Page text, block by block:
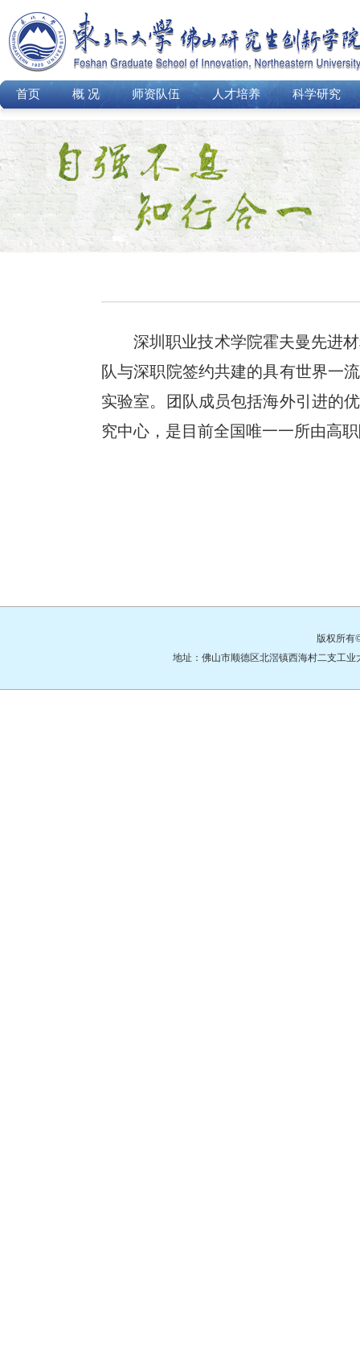
首页 概 况 师资队伍 人才培养 科学研究
深圳职业技术学院霍夫曼先进
队与深职院签约共建的具有世界一
实验室。团队成员包括海外引进的
究中心，是目前全国唯一一所由高
版权所有
地址：佛山市顺德区北滘镇西海村二支工